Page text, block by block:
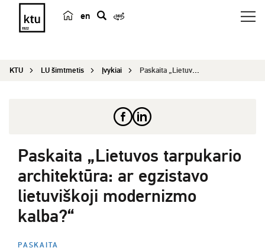
en
e
KTU LU šimtmetis Įvykiai Paskaita „Lietuvos tarpukario architektūra: ar e...
Paskaita „Lietuvos tarpukario
architektūra: ar egzistavo
lietuviškoji modernizmo
kalba?“
PASKAITA